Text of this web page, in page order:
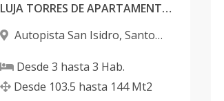
LUJA TORRES DE APARTAMENTOS EN SAN ISDRO
Autopista San Isidro, Santo
Desde 3 hasta 3 Hab.
Desde 103.5 hasta 144 Mt2